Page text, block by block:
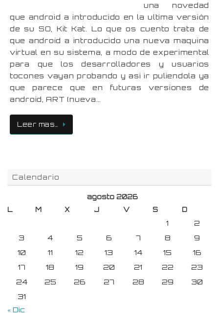
una novedad
que android a introducido en la ultima versión
de su SO, Kit Kat. Lo que os cuento trata de
que android a introducido una nueva maquina
virtual en su sistema, a modo de experimental
para que los desarrolladores y usuarios
tocones vayan probando y asi ir puliendola ya
que parece que en futuras versiones de
android, ART (nueva…
Leer mas…
Calendario
agosto 2026
L
M X J V S D
1
2
3
4 5 6 7 8
9
10
11 12 13 14 15
16
17
18 19 20 21 22
23
24
25 26 27 28 29
30
31
« Dic